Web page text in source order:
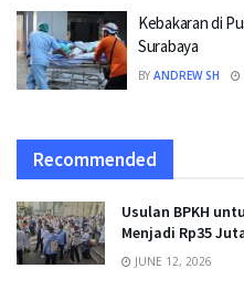
Kebakaran di
Surabaya
BY ANDREW SH
Recommended
Usulan BPKH
Menjadi Rp35
JUNE 12, 2026